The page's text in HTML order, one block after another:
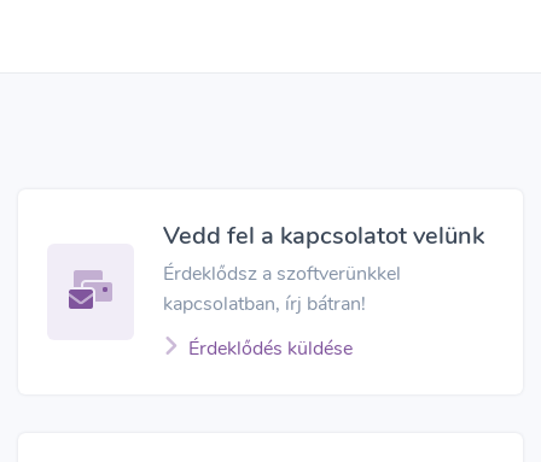
Vedd fel a kapcsolatot velünk
Érdeklődsz a szoftverünkkel
kapcsolatban, írj bátran!
Érdeklődés küldése